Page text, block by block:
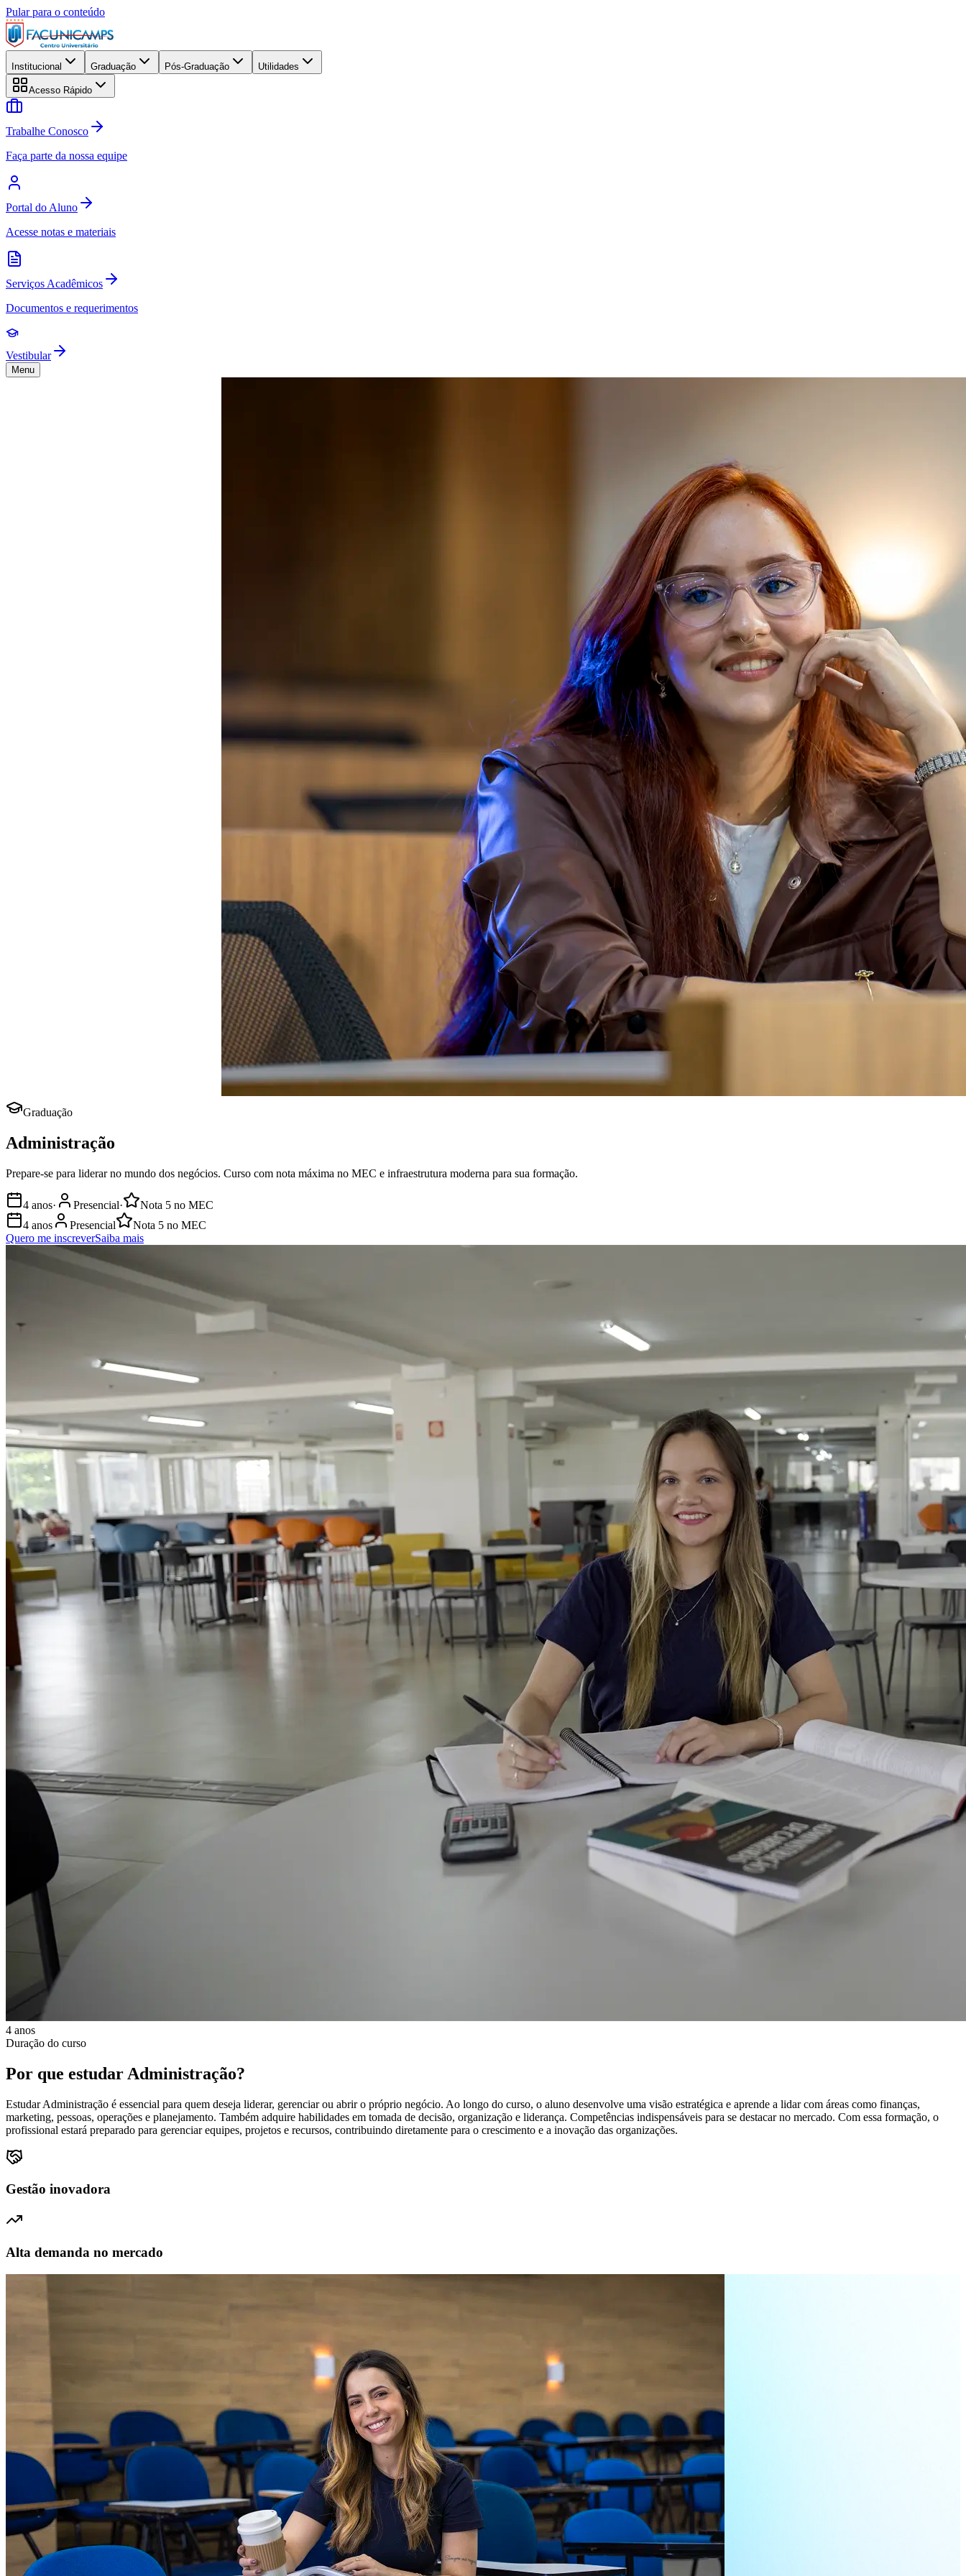
Pular para o conteúdo
Institucional Graduação Pós-Graduação Utilidades
Acesso Rápido
Trabalhe Conosco
Faça parte da nossa equipe
Portal do Aluno
Acesse notas e materiais
Serviços Acadêmicos
Documentos e requerimentos
Vestibular
Menu
Graduação
Administração
Prepare-se para liderar no mundo dos negócios. Curso com nota máxima no MEC e infraestrutura moderna para sua formação.
4 anos· Presencial· Nota 5 no MEC
4 anos
Presencial Nota 5 no MEC
Quero me inscreverSaiba mais
4 anos
Duração do curso
Por que estudar Administração?
Estudar Administração é essencial para quem deseja liderar, gerenciar ou abrir o próprio negócio. Ao longo do curso, o aluno desenvolve uma visão estratégica e aprende a lidar com áreas como finanças,
marketing, pessoas, operações e planejamento. Também adquire habilidades em tomada de decisão, organização e liderança. Competências indispensáveis para se destacar no mercado. Com essa formação, o
profissional estará preparado para gerenciar equipes, projetos e recursos, contribuindo diretamente para o crescimento e a inovação das organizações.
Gestão inovadora
Alta demanda no mercado